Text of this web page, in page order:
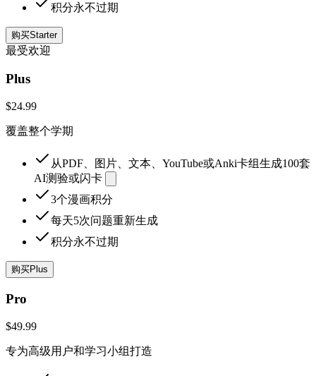
积分永不过期
购买Starter
最受欢迎
Plus
$24.99
覆盖整个学期
从PDF、图片、文本、YouTube或Anki卡组生成100套
AI测验或闪卡
3个漫画积分
每天5次问题重新生成
积分永不过期
购买Plus
Pro
$49.99
专为高级用户和学习小组打造